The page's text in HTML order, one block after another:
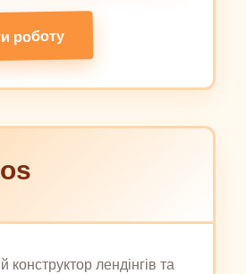
роботу
конструктор лендінгів та